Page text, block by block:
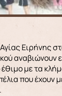
Ειρήνης
αναβιώνουν
με τα
που έχουν